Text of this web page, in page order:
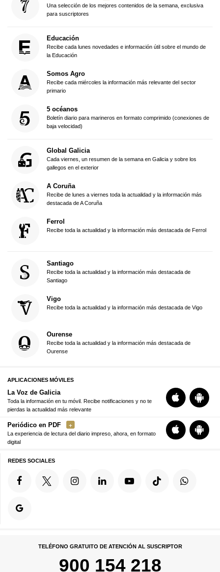
Una selección de los mejores contenidos de la semana, exclusiva
para suscriptores
Educación
Recibe cada lunes novedades e información útil sobre el mundo de
la Educación
Somos Agro
Recibe cada miércoles la información más relevante del sector
primario
5 océanos
Boletín diario para marineros en formato comprimido (conexiones de
baja velocidad)
Global Galicia
Cada viernes, un resumen de la semana en Galicia y sobre los
gallegos en el exterior
A Coruña
Recibe de lunes a viernes toda la actualidad y la información más
destacada de A Coruña
Ferrol
Recibe toda la actualidad y la información más destacada de Ferrol
Santiago
Recibe toda la actualidad y la información más destacada de
Santiago
Vigo
Recibe toda la actualidad y la información más destacada de Vigo
Ourense
Recibe toda la actualidad y la información más destacada de
Ourense
APLICACIONES MÓVILES
La Voz de Galicia
Toda la información en tu móvil. Recibe notificaciones y no te
pierdas la actualidad más relevante
Periódico en PDF
La experiencia de lectura del diario impreso, ahora, en formato
digital
REDES SOCIALES
TELÉFONO GRATUITO DE ATENCIÓN AL SUSCRIPTOR
900 154 218